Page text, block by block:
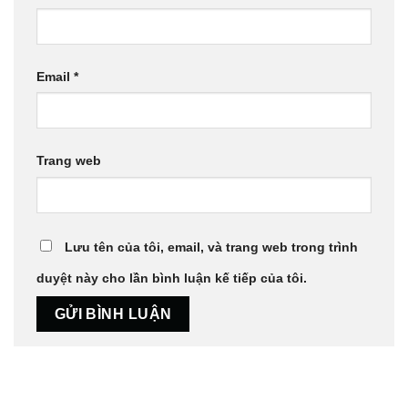
Email *
Trang web
Lưu tên của tôi, email, và trang web trong trình
duyệt này cho lần bình luận kế tiếp của tôi.